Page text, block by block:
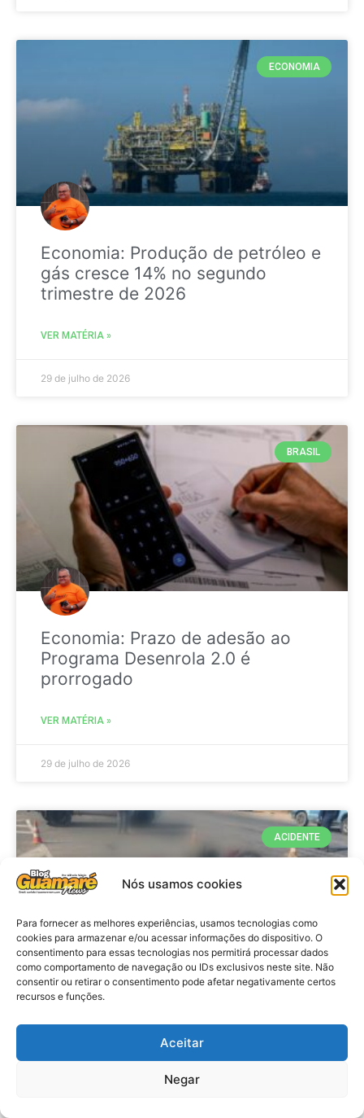
Nós usamos cookies
Para fornecer as melhores experiências, usamos tecnologias como
cookies para armazenar e/ou acessar informações do dispositivo. O
consentimento para essas tecnologias nos permitirá processar dados
como comportamento de navegação ou IDs exclusivos neste site. Não
consentir ou retirar o consentimento pode afetar negativamente certos
recursos e funções.
Aceitar
Negar
ECONOMIA
Economia: Produção de petróleo e
gás cresce 14% no segundo
trimestre de 2026
VER MATÉRIA »
29 de julho de 2026
BRASIL
Economia: Prazo de adesão ao
Programa Desenrola 2.0 é
prorrogado
VER MATÉRIA »
29 de julho de 2026
ACIDENTE
Acidente: A caminho do trabalho
professora se envolve em
acidente e vai a obito na RN 118
no Alto do Rodrigues, RN